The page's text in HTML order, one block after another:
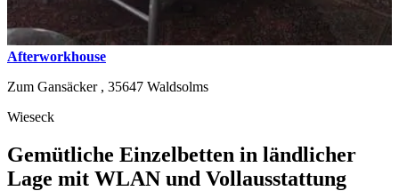
Afterworkhouse
Zum Gansäcker , 35647 Waldsolms
Wieseck
Gemütliche Einzelbetten in ländlicher
Lage mit WLAN und Vollausstattung